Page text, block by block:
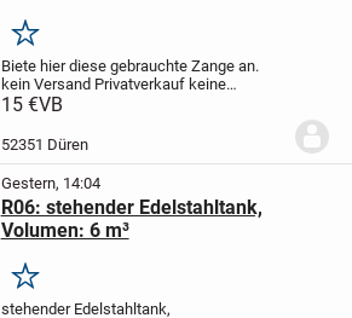
Merken
Biete hier diese gebrauchte Zange an.
kein Versand Privatverkauf keine
Rücknahme
15 €VB
52351 Düren
Gestern, 14:04
R06: stehender Edelstahltank,
Volumen: 6 m³
Merken
stehender Edelstahltank,